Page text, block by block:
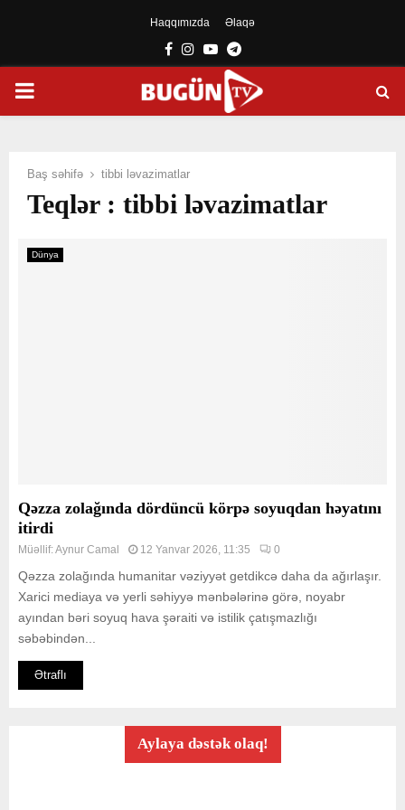
Haqqımızda Əlaqə
Facebook
Instagram
YoutubeTelegram
PRIMARY
Baş səhifə tibbi ləvazimatlar
Teqlər : tibbi ləvazimatlar
Dünya
Qəzza zolağında dördüncü körpə soyuqdan həyatını
itirdi
Müəllif:Aynur Camal 12 Yanvar 2026, 11:35 0
Qəzza zolağında humanitar vəziyyət getdikcə daha da ağırlaşır.
Xarici mediaya və yerli səhiyyə mənbələrinə görə, noyabr
ayından bəri soyuq hava şəraiti və istilik çatışmazlığı
səbəbindən...
Ətraflı
Aylaya dəstək olaq!